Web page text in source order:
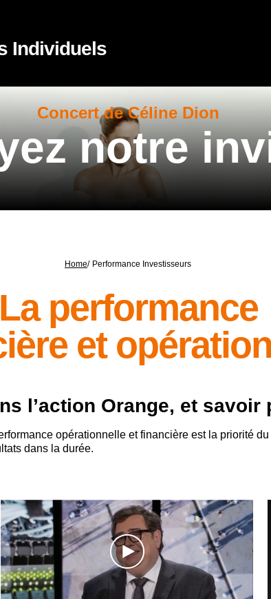
Individuels
Concert de Céline Dion
notre
Home/ Performance Investisseurs
La performance
et
l’action Orange, et savoir
opérationnelle et financière est la priorité
dans la durée.